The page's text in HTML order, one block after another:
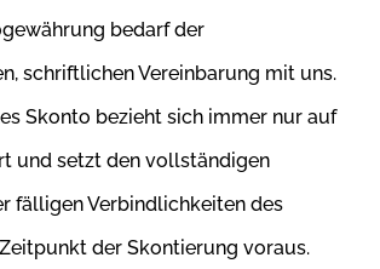
bedarf der
schriftlichen Vereinbarung mit uns.
Skonto bezieht sich immer nur auf
und setzt den vollständigen
fälligen Verbindlichkeiten des
der Skontierung voraus.